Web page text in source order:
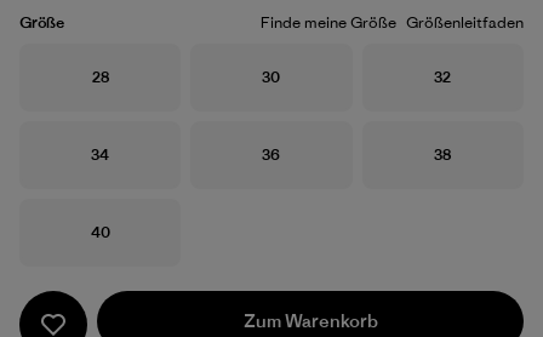
Größe Finde meine Größe Größenleitfaden
Größe
28 Größe
30 Größe
32
Größe
34 Größe
36 Größe
38
Größe
40
Zum Warenkorb